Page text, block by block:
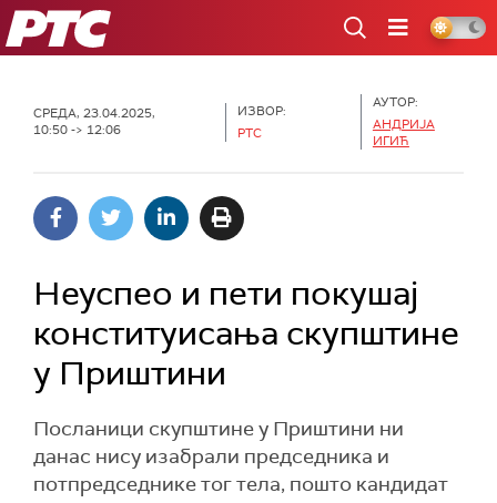
РТС
СРЕДА, 23.04.2025,
10:50 -> 12:06
ИЗВОР:
РТС
АУТОР:
АНДРИЈА
ИГИЋ
Неуспео и пети покушај
конституисања скупштине
у Приштини
Посланици скупштине у Приштини ни
данас нису изабрали председника и
потпредседнике тог тела, пошто кандидат